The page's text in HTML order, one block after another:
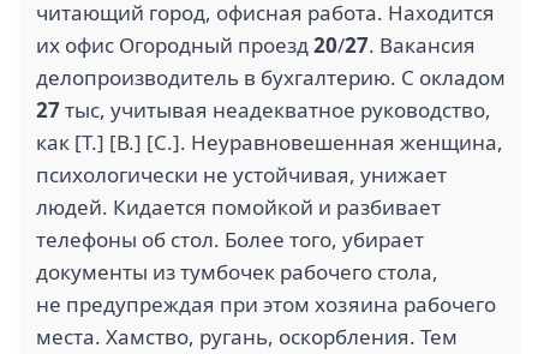
читающий город, офисная работа. Находится
их офис Огородный проезд20/27. Вакансия
делопроизводитель в бухгалтерию. С окладом
27тыс, учитывая неадекватное руководство,
как [Т.] [В.] [С.]. Неуравновешенная женщина,
психологически не устойчивая, унижает
людей. Кидается помойкой и разбивает
телефоны об стол. Более того, убирает
документы из тумбочек рабочего стола,
не предупреждая при этом хозяина рабочего
места. Хамство, ругань, оскорбления. Тем